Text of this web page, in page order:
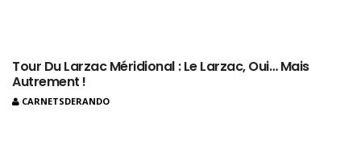
Tour Du Larzac Méridional : Le Larzac, Oui… Mais
Autrement !
CARNETSDERANDO